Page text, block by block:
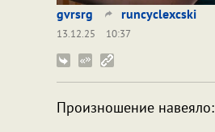
gvrsrg runcyclexcski
13.12.25
10:37
Произношение навеяло: